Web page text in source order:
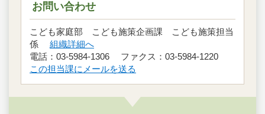
お問い合わせ
こども家庭部 こども施策企画課 こども施策担当
係 組織詳細へ
電話：03-5984-1306 ファクス：03-5984-1220
この担当課にメールを送る